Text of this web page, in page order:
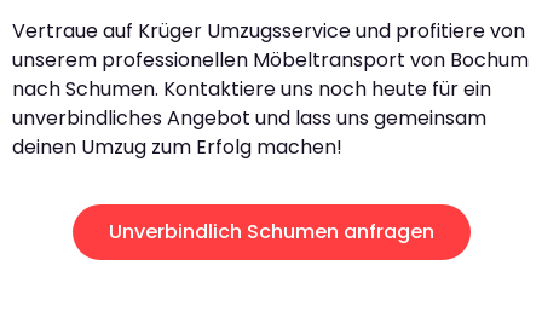
Vertraue auf Krüger Umzugsservice und profitiere von
unserem professionellen Möbeltransport von Bochum
nach Schumen. Kontaktiere uns noch heute für ein
unverbindliches Angebot und lass uns gemeinsam
deinen Umzug zum Erfolg machen!
Unverbindlich Schumen anfragen